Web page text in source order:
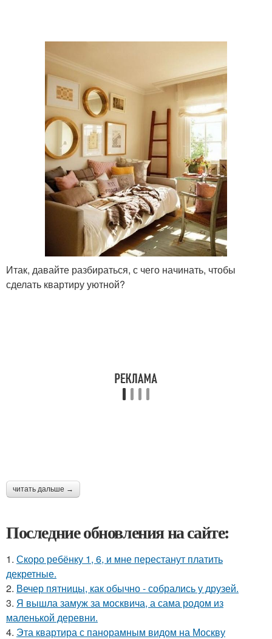
Итак, давайте разбираться, с чего начинать, чтобы
сделать квартиру уютной?
читать дальше →
Последние обновления на сайте:
1. Скоро ребёнку 1, 6, и мне перестанут платить
декретные.
2. Вечер пятницы, как обычно - собрались у друзей.
3. Я вышла замуж за москвича, а сама родом из
маленькой деревни.
4. Эта квартира с панорамным видом на Москву